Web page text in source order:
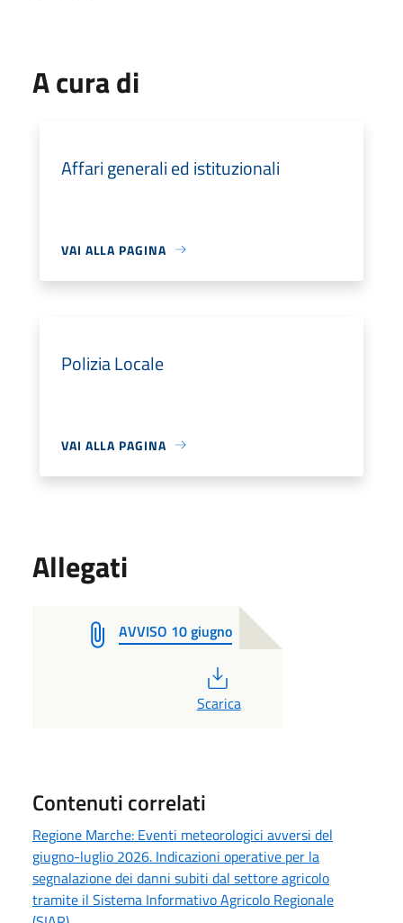
A cura di
Affari generali ed istituzionali
VAI ALLA PAGINA
Polizia Locale
VAI ALLA PAGINA
Allegati
AVVISO 10 giugno
Scarica
Contenuti correlati
Regione Marche: Eventi meteorologici avversi del
giugno-luglio 2026. Indicazioni operative per la
segnalazione dei danni subiti dal settore agricolo
tramite il Sistema Informativo Agricolo Regionale